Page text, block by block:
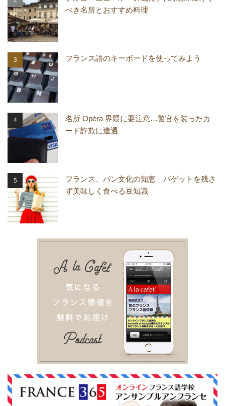
べき名所とおすすめ料理
フランス語のキーボードを使ってみよう
名所 Opéra 界隈に要注意…警官を装ったカ
ード詐欺に遭遇
フランス、パン文化の知恵 バゲットを残さ
ず美味しく食べる豆知識